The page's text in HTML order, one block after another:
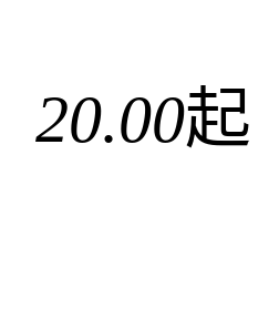
20.00起